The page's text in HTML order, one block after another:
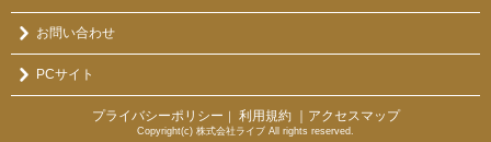
お問い合わせ
PCサイト
プライバシーポリシー ｜ 利用規約 ｜アクセスマップ
Copyright(c) 株式会社ライブ All rights reserved.